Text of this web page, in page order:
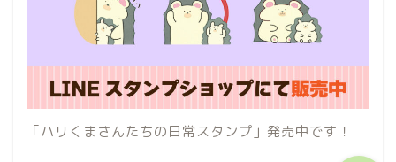
「ハリくまさんたちの日常スタンプ」発売中です！
お問い合わせ
プライバシーポリシー